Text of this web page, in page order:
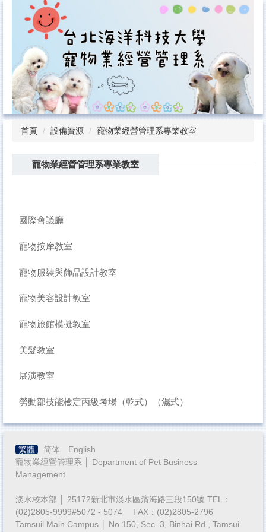
容
區
首頁 設備資源 寵物業經營管理系專業教室
寵物業經營管理系專業教室
國際會議廳
寵物按摩教室
寵物服裝與飾品設計教室
寵物美容設計教室
寵物旅館模擬教室
美髮教室
展演教室
勞動部技能檢定丙級考場（乾式）（濕式）
繁體 简体
English
寵物業經營管理系 │ Department of Pet Business
Management
淡水校本部 │ 25172新北市淡水區濱海路三段150號 TEL：
(02)2805-9999#5072 - 5074 FAX：(02)2805-2796
Tamsuil Main Campus │ No.150, Sec. 3, Binhai Rd., Tamsui